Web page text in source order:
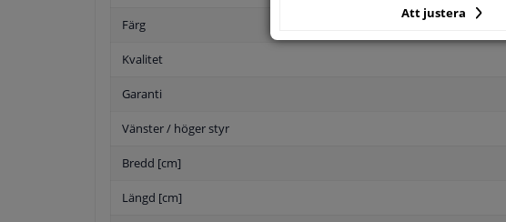
Färg
Kvalitet
Garanti
Vänster / höger styr
Bredd [cm]
Längd [cm]
Att justera